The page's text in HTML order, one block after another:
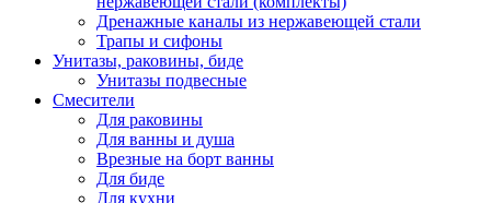
Дренажные каналы из нержавеющей стали
Трапы и сифоны
Унитазы, раковины, биде
Унитазы подвесные
Смесители
Для раковины
Для ванны и душа
Врезные на борт ванны
Для биде
Для кухни